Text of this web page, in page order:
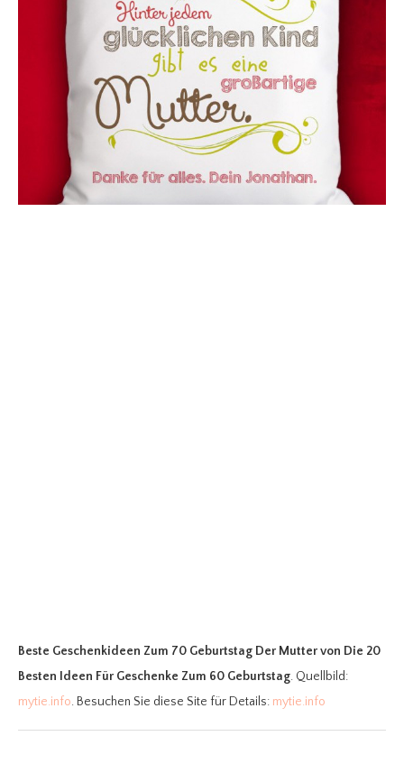
Beste Geschenkideen Zum 70 Geburtstag Der Muttervon Die 20
Besten Ideen Für Geschenke Zum 60 Geburtstag. Quellbild:
mytie.info. Besuchen Sie diese Site für Details: mytie.info